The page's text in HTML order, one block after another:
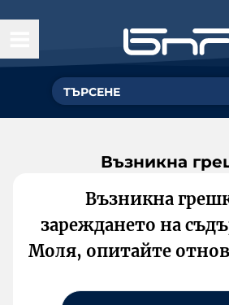
Възникна
Възникна
зареждането на
Моля, опитайте